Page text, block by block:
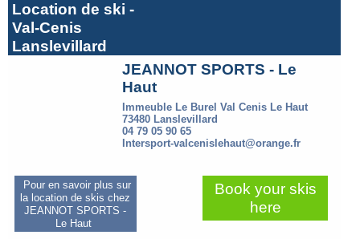
Location de ski -
Val-Cenis
Lanslevillard
JEANNOT SPORTS - Le
Haut
Immeuble Le Burel Val Cenis Le Haut
73480 Lanslevillard
04 79 05 90 65
Intersport-valcenislehaut@orange.fr
Pour en savoir plus sur
la location de skis chez
JEANNOT SPORTS -
Le Haut
Book your skis
here